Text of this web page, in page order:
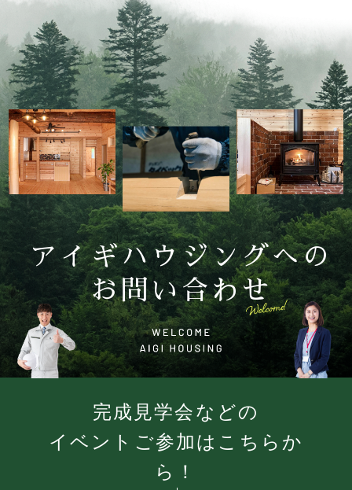
アイギハウジングへの
お問い合わせ
完成見学会などの
イベントご参加はこちらか
ら！